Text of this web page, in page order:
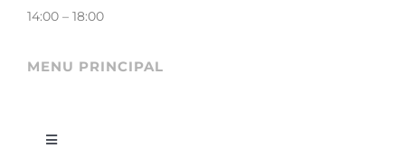
14:00 – 18:00
MENU PRINCIPAL
Toggle